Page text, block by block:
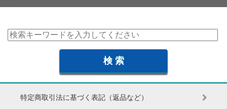
特定商取引法に基づく表記（返品など）